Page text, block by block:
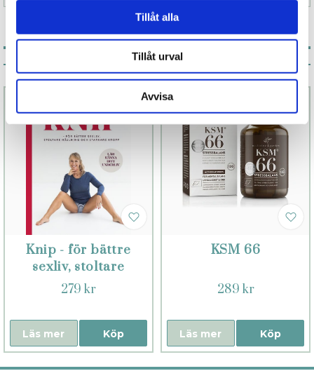
Tillåt alla
Tillåt urval
Avvisa
Associerade produkter
Knip - för bättre
sexliv, stoltare
hållning och
279 kr
Köp
Läs mer
KSM 66
289 kr
Köp
Läs mer